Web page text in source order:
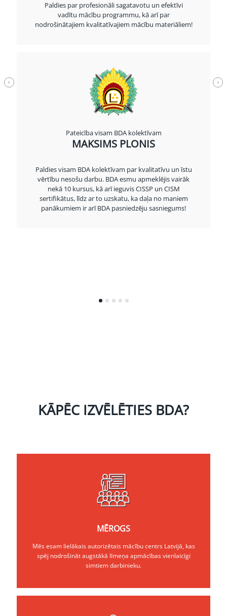
Paldies par profesionāli sagatavotu un efektīvi
vadītu mācību programmu, kā arī par
nodrošinātajiem kvalitatīvajiem mācību materiāliem!
Pateicība visam BDA kolektīvam
MAKSIMS PLONIS
Paldies visam BDA kolektīvam par kvalitatīvu un īstu
vērtību nesošu darbu. BDA esmu apmeklējis vairāk
nekā 10 kursus, kā arī ieguvis CISSP un CISM
sertifikātus, līdz ar to uzskatu, ka daļa no maniem
panākumiem ir arī BDA pasniedzēju sasniegums!
KĀPĒC IZVĒLĒTIES BDA?
MĒROGS
Mēs esam lielākais autorizētais mācību centrs Latvijā, kas
spēj nodrošināt augstākā līmeņa apmācības vienlaicīgi
simtiem darbinieku.